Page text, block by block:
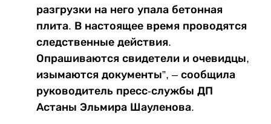
разгрузки на него упала бетонная
плита. В настоящее время проводятся
следственные действия.
Опрашиваются свидетели и очевидцы,
изымаются документы”, – сообщила
руководитель пресс-службы ДП
Астаны Эльмира Шауленова.